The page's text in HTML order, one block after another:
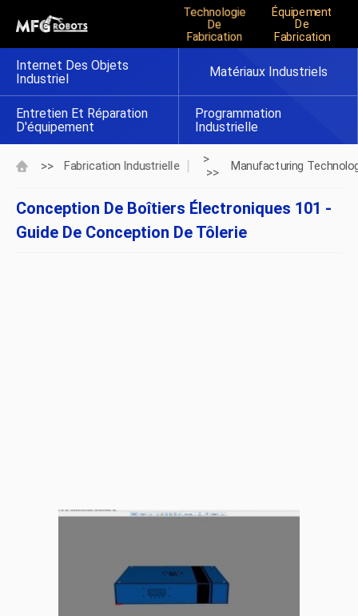
Technologie
De
Fabrication
Équipement
De
Fabrication
Internet Des Objets
Industriel
Matériaux Industriels
Entretien Et Réparation
D'équipement
Programmation
Industrielle
>> Fabrication Industrielle
>
>>
Manufacturing
Conception De Boîtiers Électroniques 101 -
Guide De Conception De Tôlerie